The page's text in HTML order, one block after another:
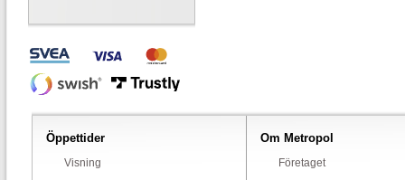
Öppettider
Visning
Om Metropol
Företaget